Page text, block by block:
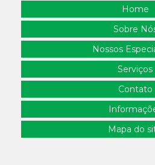
Home
Sobre
Nossos
Serviços
Contato
Mapa do